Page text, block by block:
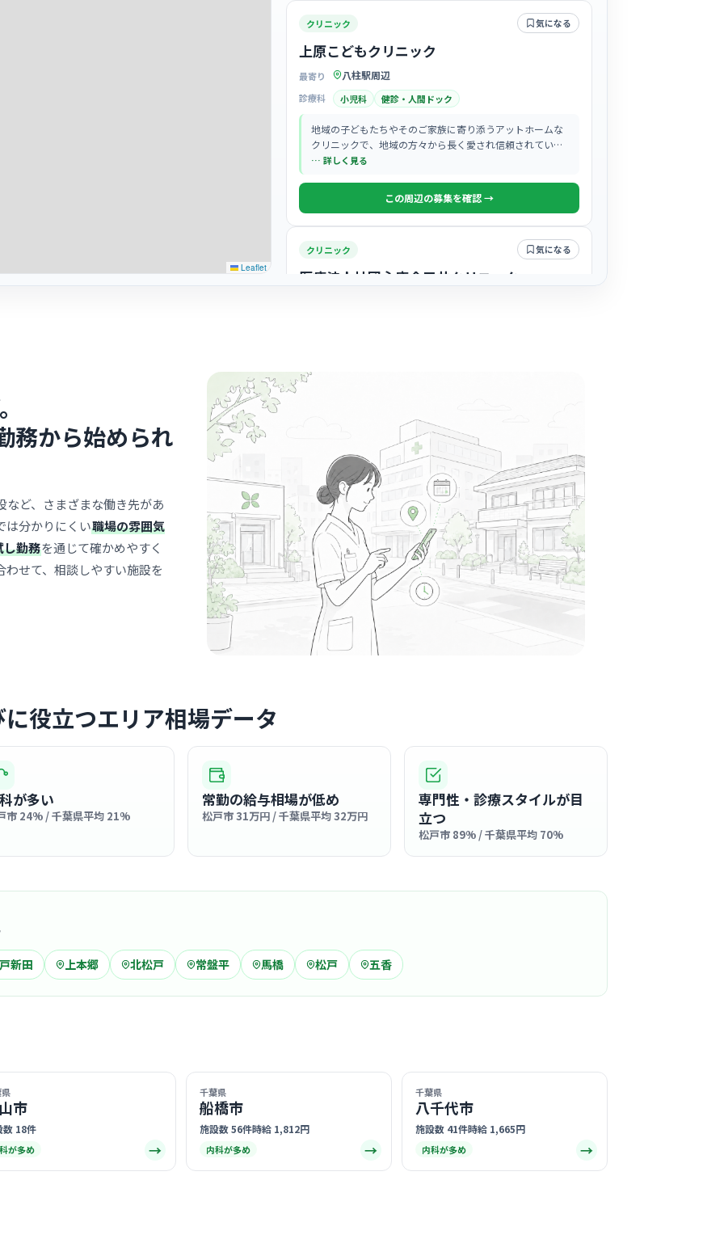
Leaflet
クリニック 気になる
上原こどもクリニック
最寄り 八柱駅周辺
診療科 小児科 健診・人間ドック
地域の子どもたちやそのご家族に寄り添うアットホームな
クリニックで、地域の方々から長く愛され信頼されていま
す。
… 詳しく見る
この周辺の募集を確認 →
クリニック 気になる
医療法人社団心康会三井クリニック
の顔なじみの患者様が多く来院される温かな環境です。
この周辺の募集を確認 →
クリニック 気になる
クリニックソワニエ
医療法人社団順裕会
最寄り
みのり台駅周辺
診療科 内科 産婦人科
まるで外国のサロンを思わせるような、地中海風のオシャ
レな外観が特徴の綺麗な職場です。院内も清潔感があり、
明るい雰囲気の中で気持ちよく看護業務に集中できます。
… 詳しく見る
医療法人社団千葉白報会総合クリニックドク
診療科 内科 1
地域密着型の明るく清潔感のあるクリニックで、小さなお
子様からご高齢の方まで幅広く親しまれています。
老健・特養
第3回接遇大賞を受賞した実績があり、スタッフ同士の挨拶
や利用者様への丁寧な対応が徹底されている温かい職場で
この周辺の募集を確認 →
務から始められ
ど、さまざまな働き先があ
は分かりにくい職場の雰囲気
し勤務を通じて確かめやすく
せて、相談しやすい施設を
役立つエリア相場データ
が多い
市 24% / 千葉県平均 21%
常勤の給与相場が低め
松戸市 31万円 / 千葉県平均 32万円
専門性・診療スタイルが目
立つ
松戸市 89% / 千葉県平均 70%
新田 上本郷 北松戸 常盤平 馬橋 松戸 五香
市
数 18件
が多め →
千葉県
船橋市
施設数 56件時給 1,812円
内科が多め →
千葉県
八千代市
施設数 41件時給 1,665円
内科が多め →